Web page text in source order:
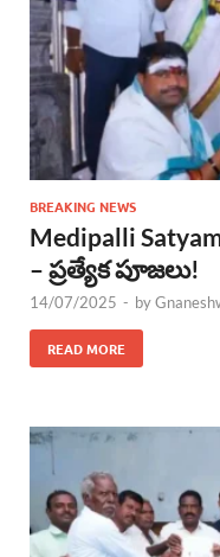
BREAKING NEWS
Medipalli
– ప్రత్యేక పూజలు!
14/07/2025 - by
READ MORE